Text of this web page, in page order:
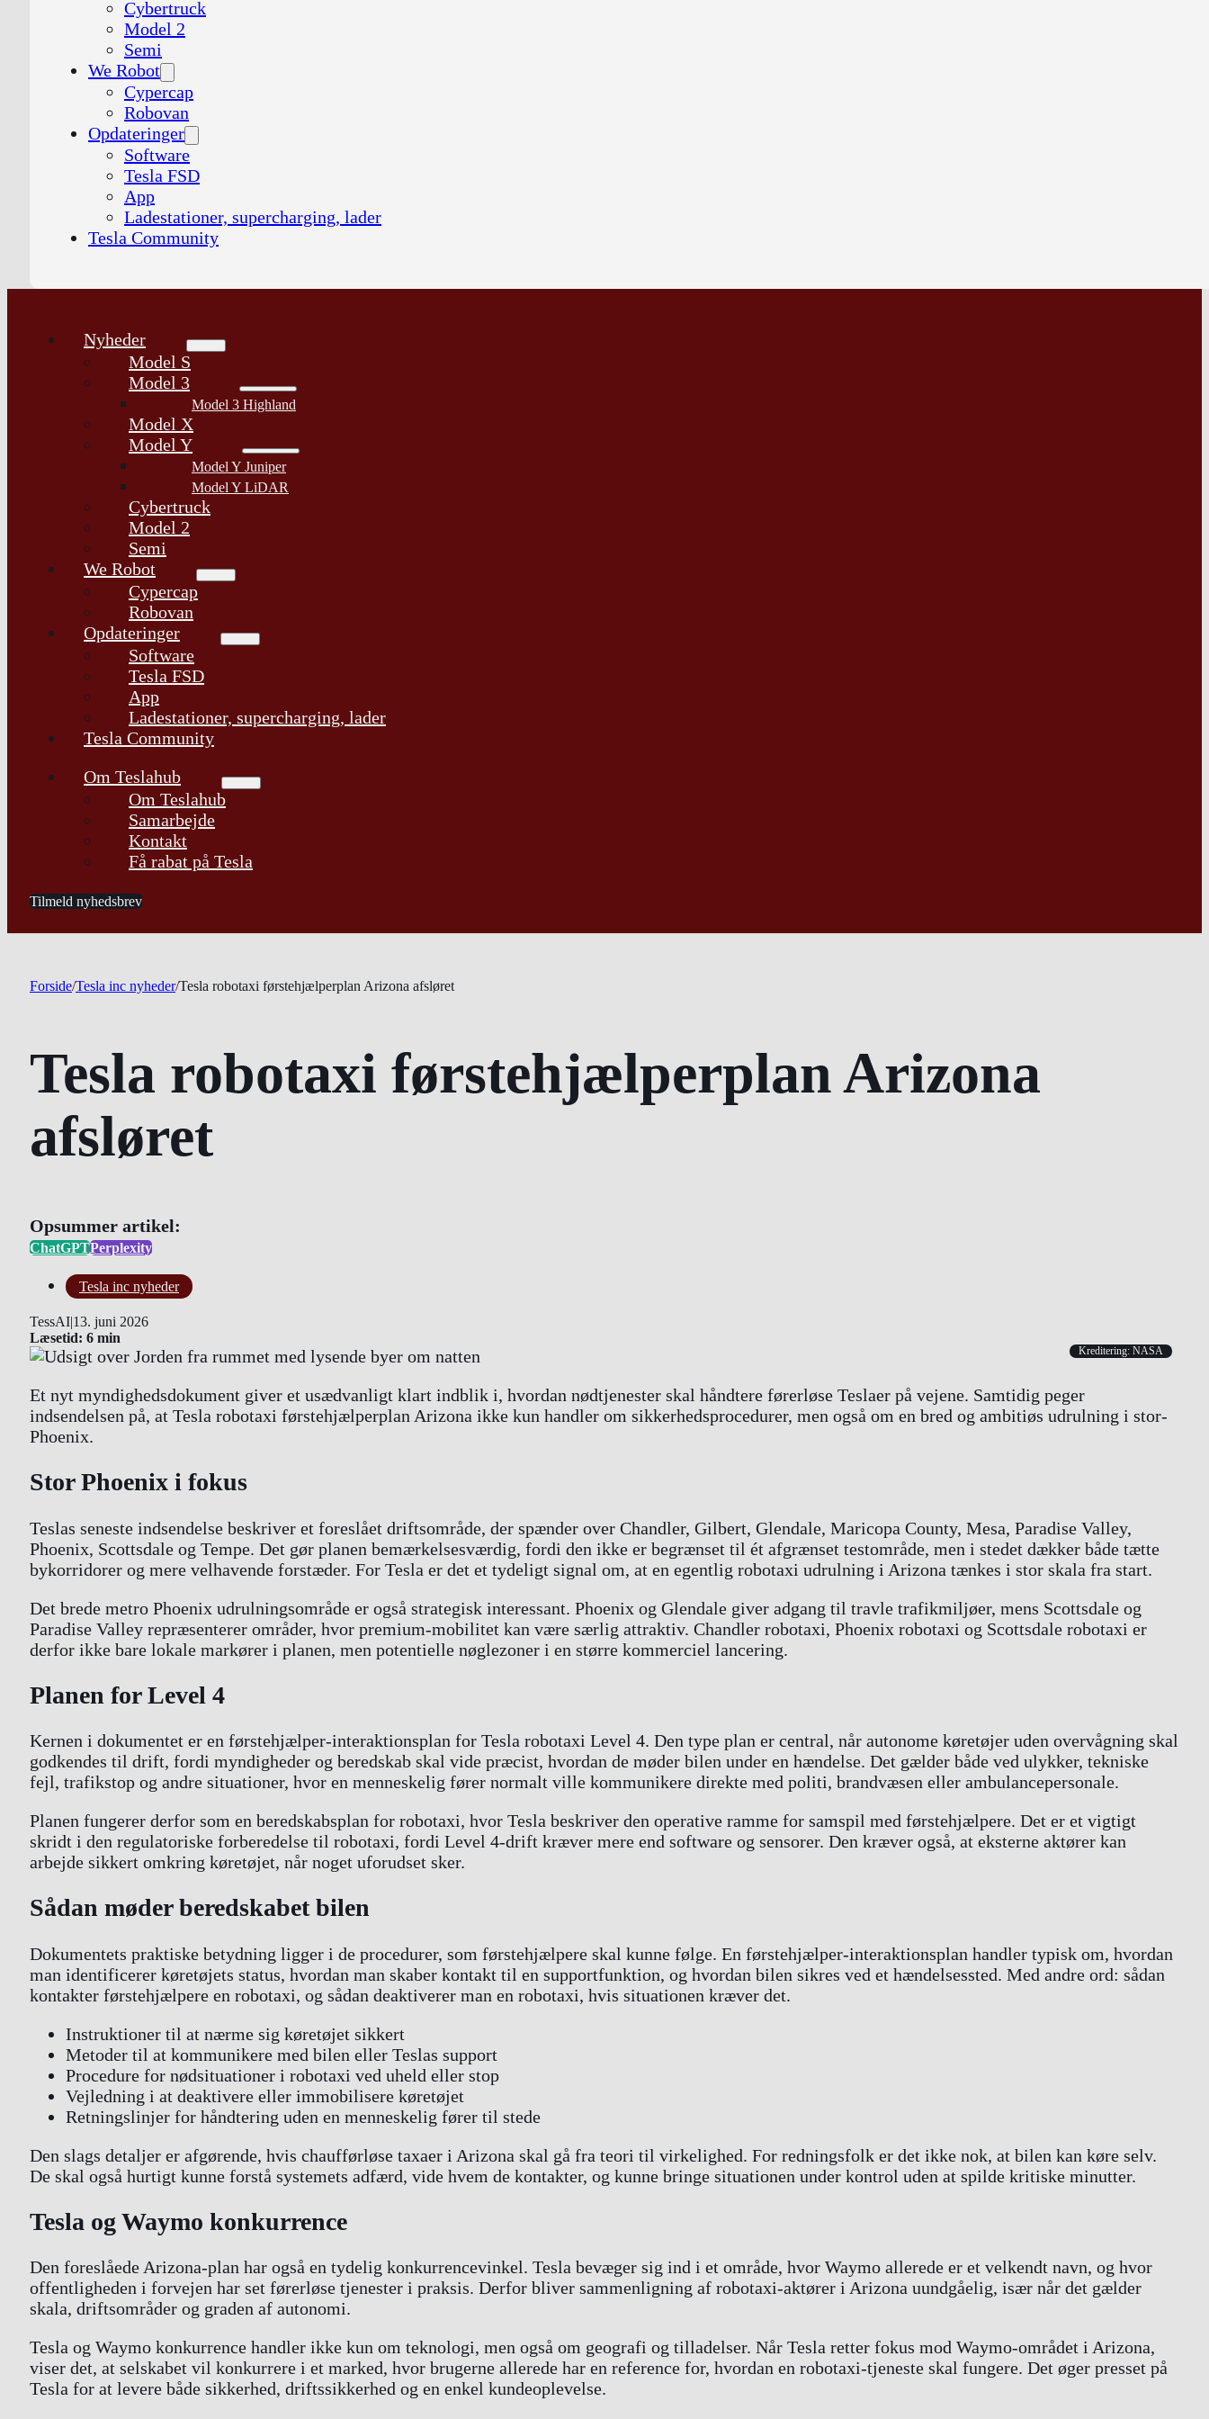
Cybertruck
Model 2
Semi
We Robot
Cypercap
Robovan
Opdateringer
Software
Tesla FSD
App
Ladestationer, supercharging, lader
Tesla Community
Nyheder
Model S
Model 3
Model 3 Highland
Model X
Model Y
Model Y Juniper
Model Y LiDAR
Cybertruck
Model 2
Semi
We Robot
Cypercap
Robovan
Opdateringer
Software
Tesla FSD
App
Ladestationer, supercharging, lader
Tesla Community
Om Teslahub
Om Teslahub
Samarbejde
Kontakt
Få rabat på Tesla
Tilmeld nyhedsbrev
Forside/Tesla inc nyheder/Tesla robotaxi førstehjælperplan Arizona afsløret
Tesla robotaxi førstehjælperplan Arizona
afsløret
Opsummer artikel:
ChatGPTPerplexity
Tesla inc nyheder
TessAI|13. juni 2026
Læsetid: 6 min
Kreditering: NASA
Et nyt myndighedsdokument giver et usædvanligt klart indblik i, hvordan nødtjenester skal håndtere førerløse Teslaer på vejene. Samtidig peger
indsendelsen på, at Tesla robotaxi førstehjælperplan Arizona ikke kun handler om sikkerhedsprocedurer, men også om en bred og ambitiøs udrulning i stor-
Phoenix.
Stor Phoenix i fokus
Teslas seneste indsendelse beskriver et foreslået driftsområde, der spænder over Chandler, Gilbert, Glendale, Maricopa County, Mesa, Paradise Valley,
Phoenix, Scottsdale og Tempe. Det gør planen bemærkelsesværdig, fordi den ikke er begrænset til ét afgrænset testområde, men i stedet dækker både tætte
bykorridorer og mere velhavende forstæder. For Tesla er det et tydeligt signal om, at en egentlig robotaxi udrulning i Arizona tænkes i stor skala fra start.
Det brede metro Phoenix udrulningsområde er også strategisk interessant. Phoenix og Glendale giver adgang til travle trafikmiljøer, mens Scottsdale og
Paradise Valley repræsenterer områder, hvor premium-mobilitet kan være særlig attraktiv. Chandler robotaxi, Phoenix robotaxi og Scottsdale robotaxi er
derfor ikke bare lokale markører i planen, men potentielle nøglezoner i en større kommerciel lancering.
Planen for Level 4
Kernen i dokumentet er en førstehjælper-interaktionsplan for Tesla robotaxi Level 4. Den type plan er central, når autonome køretøjer uden overvågning skal
godkendes til drift, fordi myndigheder og beredskab skal vide præcist, hvordan de møder bilen under en hændelse. Det gælder både ved ulykker, tekniske
fejl, trafikstop og andre situationer, hvor en menneskelig fører normalt ville kommunikere direkte med politi, brandvæsen eller ambulancepersonale.
Planen fungerer derfor som en beredskabsplan for robotaxi, hvor Tesla beskriver den operative ramme for samspil med førstehjælpere. Det er et vigtigt
skridt i den regulatoriske forberedelse til robotaxi, fordi Level 4-drift kræver mere end software og sensorer. Den kræver også, at eksterne aktører kan
arbejde sikkert omkring køretøjet, når noget uforudset sker.
Sådan møder beredskabet bilen
Dokumentets praktiske betydning ligger i de procedurer, som førstehjælpere skal kunne følge. En førstehjælper-interaktionsplan handler typisk om, hvordan
man identificerer køretøjets status, hvordan man skaber kontakt til en supportfunktion, og hvordan bilen sikres ved et hændelsessted. Med andre ord: sådan
kontakter førstehjælpere en robotaxi, og sådan deaktiverer man en robotaxi, hvis situationen kræver det.
Instruktioner til at nærme sig køretøjet sikkert
Metoder til at kommunikere med bilen eller Teslas support
Procedure for nødsituationer i robotaxi ved uheld eller stop
Vejledning i at deaktivere eller immobilisere køretøjet
Retningslinjer for håndtering uden en menneskelig fører til stede
Den slags detaljer er afgørende, hvis chaufførløse taxaer i Arizona skal gå fra teori til virkelighed. For redningsfolk er det ikke nok, at bilen kan køre selv.
De skal også hurtigt kunne forstå systemets adfærd, vide hvem de kontakter, og kunne bringe situationen under kontrol uden at spilde kritiske minutter.
Tesla og Waymo konkurrence
Den foreslåede Arizona-plan har også en tydelig konkurrencevinkel. Tesla bevæger sig ind i et område, hvor Waymo allerede er et velkendt navn, og hvor
offentligheden i forvejen har set førerløse tjenester i praksis. Derfor bliver sammenligning af robotaxi-aktører i Arizona uundgåelig, især når det gælder
skala, driftsområder og graden af autonomi.
Tesla og Waymo konkurrence handler ikke kun om teknologi, men også om geografi og tilladelser. Når Tesla retter fokus mod Waymo-området i Arizona,
viser det, at selskabet vil konkurrere i et marked, hvor brugerne allerede har en reference for, hvordan en robotaxi-tjeneste skal fungere. Det øger presset på
Tesla for at levere både sikkerhed, driftssikkerhed og en enkel kundeoplevelse.